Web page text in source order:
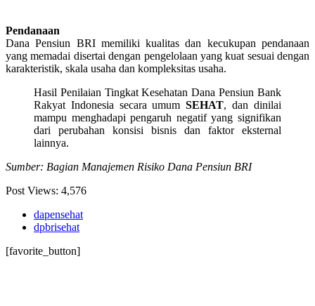
Pendanaan
Dana Pensiun BRI memiliki kualitas dan kecukupan pendanaan
yang memadai disertai dengan pengelolaan yang kuat sesuai dengan
karakteristik, skala usaha dan kompleksitas usaha.
Hasil Penilaian Tingkat Kesehatan Dana Pensiun Bank
Rakyat Indonesia secara umumSEHAT, dan dinilai
mampu menghadapi pengaruh negatif yang signifikan
dari perubahan konsisi bisnis dan faktor eksternal
lainnya.
Sumber: Bagian Manajemen Risiko Dana Pensiun BRI
Post Views: 4,576
dapensehat
dpbrisehat
[favorite_button]